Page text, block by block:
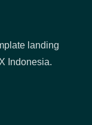
landing
Indonesia.